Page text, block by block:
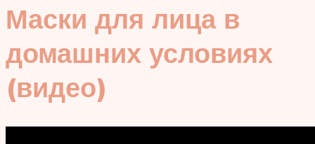
Маски для лица в
домашних условиях
(видео)